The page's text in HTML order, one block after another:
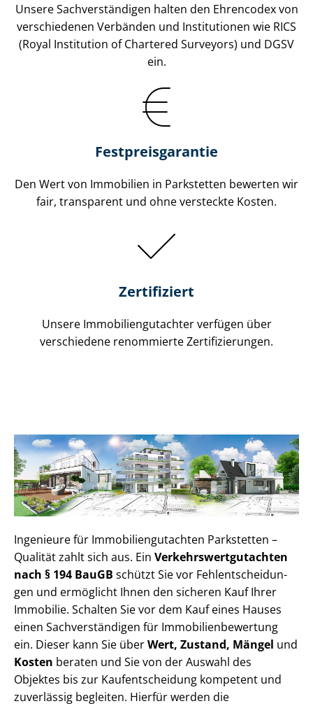
Unsere Sach­ver­stän­di­gen halten den Ehrencodex von
verschiedenen Verbänden und Institutionen wie RICS
(Royal Institution of Chartered Surveyors) und DGSV
ein.
Festpreis​garantie
Den Wert von Immobilien in Parkstetten bewerten wir
fair, transparent und ohne versteckte Kosten.
Zertifiziert
Unsere Immobilien­gutachter verfügen über
verschiedene renommierte Zer­ti­fi­zie­run­gen.
Ingenieure für Im­mo­bi­li­en­gut­ach­ten Parkstetten –
Qualität zahlt sich aus. Ein Ver­kehrs­wert­gut­ach­ten
nach § 194 BauGB schützt Sie vor Fehl­ent­schei­dun­
gen und ermöglicht Ihnen den sicheren Kauf Ihrer
Immobilie. Schalten Sie vor dem Kauf eines Hauses
einen Sach­ver­stän­di­gen für Im­mo­bi­li­en­be­wer­tung
ein. Dieser kann Sie überWert, Zustand, Mängel und
Kosten beraten und Sie von der Auswahl des
Objektes bis zur Kauf­ent­schei­dung kompetent und
zuverlässig begleiten. Hierfür werden die